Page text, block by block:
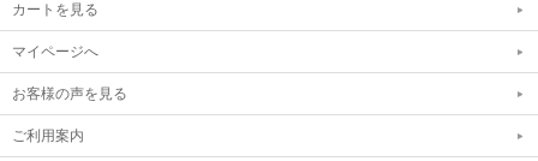
カートを見る
マイページへ
お客様の声を見る
ご利用案内